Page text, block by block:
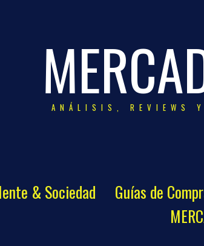
ANÁLISIS, REVIEWS
& Sociedad Guías de